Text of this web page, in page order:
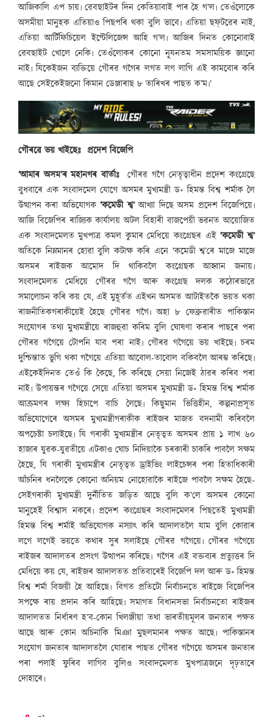
আজিকালি এপ চায়৷ ৱেবছাইটৰ দিন কেতিয়াবাই পাৰ হৈ গ’ল৷ তেওঁলোকে
অসমীয়া মানুহক এতিয়াও পিছপৰি থকা বুলি ভাবে৷ এতিয়া ছফ্‌টৱেৰ নাই,
এতিয়া আৰ্টিফিচিয়েল ইণ্টেলিজেন্স আহি গ’ল৷ আজিৰ দিনত কোনোবাই
ৱেবছাইট খোলে নেকি৷ তেওঁলোকৰ কোনো নূ্যনতম সমসাময়িক জ্ঞানো
নাই৷ যিকেইজন ব্যক্তিয়ে গৌৰৱ গগৈৰ লগত লগ লাগি এই কামবোৰ কৰি
আছে সেইকেইজনো কিমান ডেঞ্জাৰাছ ৮ তাৰিখৰ পাছত ক’ম৷’
গৌৰৱে ভয় খাইছেঃ প্ৰদেশ বিজেপি
‘আমাৰ অসম’ৰ মহানগৰ বাৰ্তাঃ
গৌৰৱ গগৈ নেতৃত্বাধীন প্ৰদেশ কংগ্ৰেছে
বুধবাৰে এক সংবাদমেল যোগে অসমৰ মুখ্যমন্ত্ৰী ড॰ হিমন্ত বিশ্ব শৰ্মাক লৈ
উত্থাপন কৰা অভিযোগক‘কমেডী শ্ব’আখ্যা দিছে অসম প্ৰদেশ বিজেপিয়ে৷
আজি বিজেপিৰ ৰাজ্যিক কাৰ্যালয় অটল বিহাৰী বাজপেয়ী ভৱনত আয়োজিত
এক সংবাদমেলত মুখপাত্ৰ কমল কুমাৰ মেধিয়ে কংগ্ৰেছৰ এই‘কমেডী শ্ব’
অতিকে নিম্নমানৰ হোৱা বুলি কটাক্ষ কৰি এনে ‘কমেডী শ্ব’ৰে মাজে মাজে
অসমৰ ৰাইজক আমোদ দি থাকিবলৈ কংগ্ৰেছক আহ্বান জনায়৷
সংবাদমেলত মেধিয়ে গৌৰৱ গগৈ আৰু কংগ্ৰেছ দলক কঠোৰভাৱে
সমালোচন কৰি কয় যে, এই মুহূৰ্তত এইখন অসমত আটাইতকৈ ভয়ত থকা
ৰাজনীতিকগৰাকীয়েই হৈছে গৌৰৱ গগৈ৷ অহা ৮ ফেব্ৰুৱাৰীত পাকিস্তান
সংযোগৰ তথ্য মুখ্যমন্ত্ৰীয়ে ৰাজহুৱা কৰিম বুলি ঘোষণা কৰাৰ পাছৰে পৰা
গৌৰৱ গগৈয়ে টোপনি যাব পৰা নাই৷ গৌৰৱ গগৈয়ে ভয় খাইছে৷ চৰম
দুশ্চিন্তাত ভুগি থকা গগৈয়ে এতিয়া আবোল-তাবোল বকিবলৈ আৰম্ভ কৰিছে৷
এইকেইদিনত তেওঁ কি কৈছে, কি কৰিছে সেয়া নিজেই ঠাৱৰ কৰিব পৰা
নাই৷ উপায়ন্তৰ গগৈয়ে সেয়ে এতিয়া অসমৰ মুখ্যমন্ত্ৰী ড॰ হিমন্ত বিশ্ব শৰ্মাক
আক্ৰমণৰ লক্ষ্য হিচাপে বাচি লৈছে৷ কিছুমান ভিত্তিহীন, কল্পনাপ্ৰসূত
অভিযোগেৰে অসমৰ মুখ্যমন্ত্ৰীগৰাকীক ৰাইজৰ মাজত বদনামী কৰিবলৈ
অপচেষ্টা চলাইছে৷ যি গৰাকী মুখ্যমন্ত্ৰীৰ নেতৃত্বত অসমৰ প্ৰায় ১ লাখ ৬০
হাজাৰ যুৱক-যুৱতীয়ে এটকাও ঘোচ নিদিয়াকৈ চৰকাৰী চাকৰি পাবলৈ সক্ষম
হৈছে, যি গৰাকী মুখ্যমন্ত্ৰীৰ নেতৃত্বত ড্ৰাইভিং লাইচেন্সৰ পৰা হিতাধিকাৰী
আঁচনিৰ ধনলৈকে কোনো অনিয়ম নোহোৱাকৈ ৰাইজে পাবলৈ সক্ষম হৈছে-
সেইগৰাকী মুখ্যমন্ত্ৰী দুৰ্নীতিত জড়িত আছে বুলি ক’লে অসমৰ কোনো
মানুহেই বিশ্বাস নকৰে৷ প্ৰদেশ কংগ্ৰেছৰ সংবাদমেলৰ পিছতেই মুখ্যমন্ত্ৰী
হিমন্ত বিশ্ব শৰ্মাই অভিযোগক নস্যাৎ কৰি আদালতলৈ যাম বুলি কোৱাৰ
লগে লগেই ভয়তে কথাৰ সুৰ সলাইছে গৌৰৱ গগৈয়ে৷ গৌৰৱ গগৈয়ে
ৰাইজৰ আদালতৰ প্ৰসংগ উত্থাপন কৰিছে৷ গগৈৰ এই বক্তব্যৰ প্ৰত্যুত্তৰ দি
মেধিয়ে কয় যে, ৰাইজৰ আদালতত প্ৰতিবাৰেই বিজেপি দল আৰু ড॰ হিমন্ত
বিশ্ব শৰ্মা বিজয়ী হৈ আহিছে৷ বিগত প্ৰতিটো নিৰ্বাচনতে ৰাইজে বিজেপিৰ
সপক্ষে ৰায় প্ৰদান কৰি আহিছে৷ সমাগত বিধানসভা নিৰ্বাচনতো ৰাইজৰ
আদালতত নিৰ্ধাৰণ হ’ব-কোন খিলঞ্জীয়া তথা ভাৰতীয়মূলৰ জনতাৰ পক্ষত
আছে আৰু কোন অচিনাকি মিঞা মুছলমানৰ পক্ষত আছে৷ পাকিস্তানৰ
সংযোগ জনতাৰ আদালতলৈ যোৱাৰ পাছত গৌৰৱ গগৈয়ে অসমৰ জনতাৰ
পৰা পলাই ফুৰিব লাগিব বুলিও সংবাদমেলত মুখপাত্ৰজনে দৃঢ়তাৰে
দোহাৰে৷